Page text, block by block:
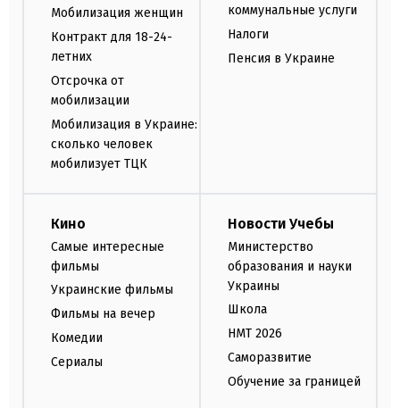
Мобилизация женщин
Контракт для 18-24-
летних
Отсрочка от
мобилизации
Мобилизация в Украине:
сколько человек
мобилизует ТЦК
коммунальные услуги
Налоги
Пенсия в Украине
Кино
Самые интересные
фильмы
Украинские фильмы
Фильмы на вечер
Комедии
Сериалы
Новости Учебы
Министерство
образования и науки
Украины
Школа
НМТ 2026
Саморазвитие
Обучение за границей